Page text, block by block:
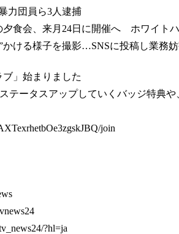
力団員ら3人逮捕
夕食会、来月24日に開催へ ホワイト
かける様子を撮影…SNSに投稿し業務
」始まりました
テータスアップしていくバッジ特典
join
?hl=ja